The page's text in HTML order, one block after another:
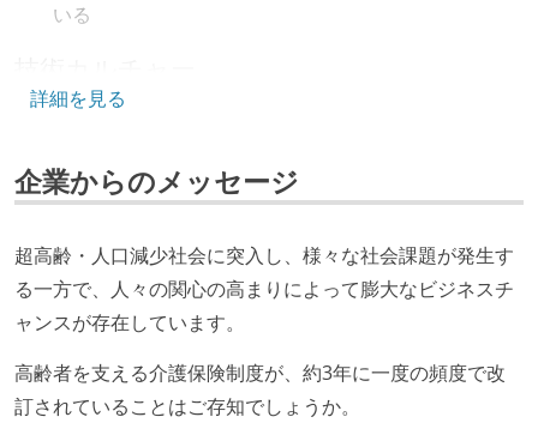
いる
CTO またはそれに準じる、技術やワークフローの標準
取締役（社内）または執行役員として、エンジニアリ
ング部門の人間が経営に参加している
経営トップがエンジニア出身、または現役のエンジニ
アである
開発メンバーの裁量
OS やエディタ、IDE といった個人の環境は、各自の責
任で好きなものを使うことができる
詳細を見る
企業からのメッセージ
超高齢・人口減少社会に突入し、様々な社会課題が発生す
る一方で、人々の関心の高まりによって膨大なビジネスチ
ャンスが存在しています。
高齢者を支える介護保険制度が、約3年に一度の頻度で改
訂されていることはご存知でしょうか。